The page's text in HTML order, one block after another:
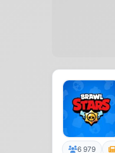
6 979